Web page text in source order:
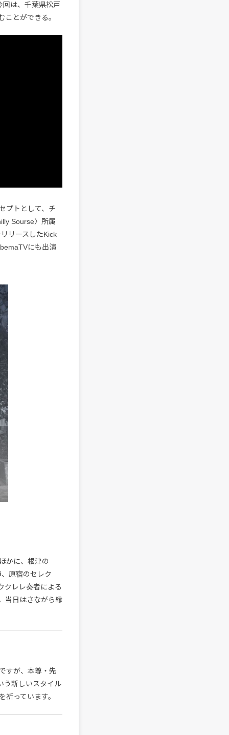
回は、千葉県松戸
ことができる。
プトとして、チ
Sourse〉所属
リースしたKick
にも出演
かに、根津の
原宿のセレク
クレレ奏者による
当日はさながら縁
すが、本尊・先
う新しいスタイル
っています。